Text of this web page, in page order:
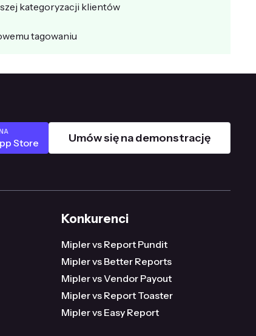
kategoryzacji klientów
tagowaniu
Store Umów się na demonstrację
Konkurenci
Mipler vs Report Pundit
Mipler vs Better Reports
Mipler vs Vendor Payout
Mipler vs Report Toaster
Mipler vs Easy Report